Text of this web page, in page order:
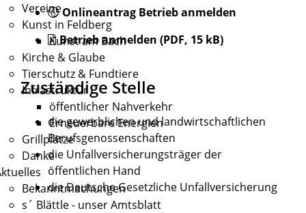
Vereine
Kunst in Feldberg
Kunst am Bach
Kirche & Glaube
Tierschutz & Fundtiere
Infrastruktur
öffentlicher Nahverkehr
Erneuerbare Energien
Grillplätze
Danke
Bekanntmachungen
s´ Blättle - unser Amtsblatt
Onlineantrag Betrieb anmelden
Betrieb anmelden (PDF, 15 kB)
Zuständige Stelle
die gewerblichen und landwirtschaftlichen
Berufsgenossenschaften
die Unfallversicherungsträger der
öffentlichen Hand
die Deutsche Gesetzliche Unfallversicherung